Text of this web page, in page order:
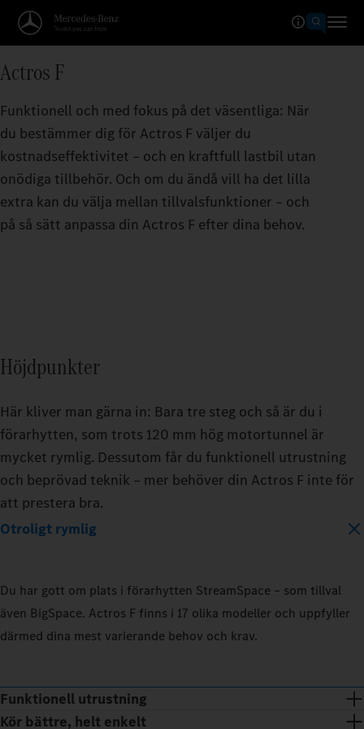
Actros F
Funktionell och med fokus på det väsentliga: När
du bestämmer dig för Actros F väljer du
kostnadseffektivitet – och en kraftfull lastbil utan
onödiga tillbehör. Och om du ändå vill ha det lilla
extra kan du välja mellan tillvalsfunktioner – och
på så sätt anpassa din Actros F efter dina behov.
Höjdpunkter
Här kliver man gärna in: Bara tre steg och så är du i
förarhytten, som trots 120 mm hög motortunnel är
mycket rymlig. Dessutom får du funktionell utrustning
och beprövad teknik – mer behöver din Actros F inte för
att prestera bra.
Otroligt rymlig
Du har gott om plats i förarhytten StreamSpace – som tillval
även BigSpace. Actros F finns i 17 olika modeller och uppfyller
därmed dina mest varierande behov och krav.
Funktionell utrustning
Kör bättre, helt enkelt